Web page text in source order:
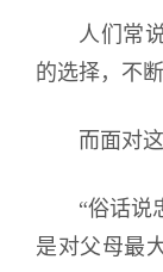
人们常
的选择，不
而面对
“俗话说
是对父母最